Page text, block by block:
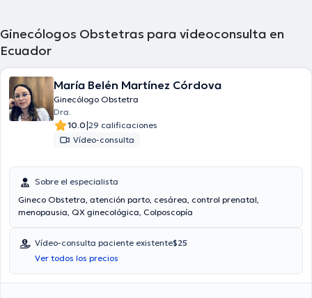
Ginecólogos Obstetras para videoconsulta en
Ecuador
María Belén Martínez Córdova
Ginecólogo Obstetra
Dra.
10.0|29 calificaciones
Vídeo-consulta
Sobre el especialista
Gineco Obstetra, atención parto, cesárea, control prenatal,
menopausia, QX ginecológica, Colposcopía
Vídeo-consulta paciente existente$25
Ver todos los precios